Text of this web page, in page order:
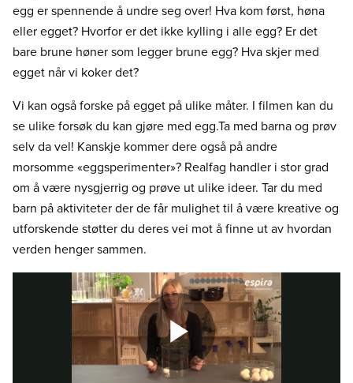
egg er spennende å undre seg over! Hva kom først, høna
eller egget? Hvorfor er det ikke kylling i alle egg? Er det
bare brune høner som legger brune egg? Hva skjer med
egget når vi koker det?
Vi kan også forske på egget på ulike måter. I filmen kan du
se ulike forsøk du kan gjøre med egg.Ta med barna og prøv
selv da vel! Kanskje kommer dere også på andre
morsomme «eggsperimenter»? Realfag handler i stor grad
om å være nysgjerrig og prøve ut ulike ideer. Tar du med
barn på aktiviteter der de får mulighet til å være kreative og
utforskende støtter du deres vei mot å finne ut av hvordan
verden henger sammen.